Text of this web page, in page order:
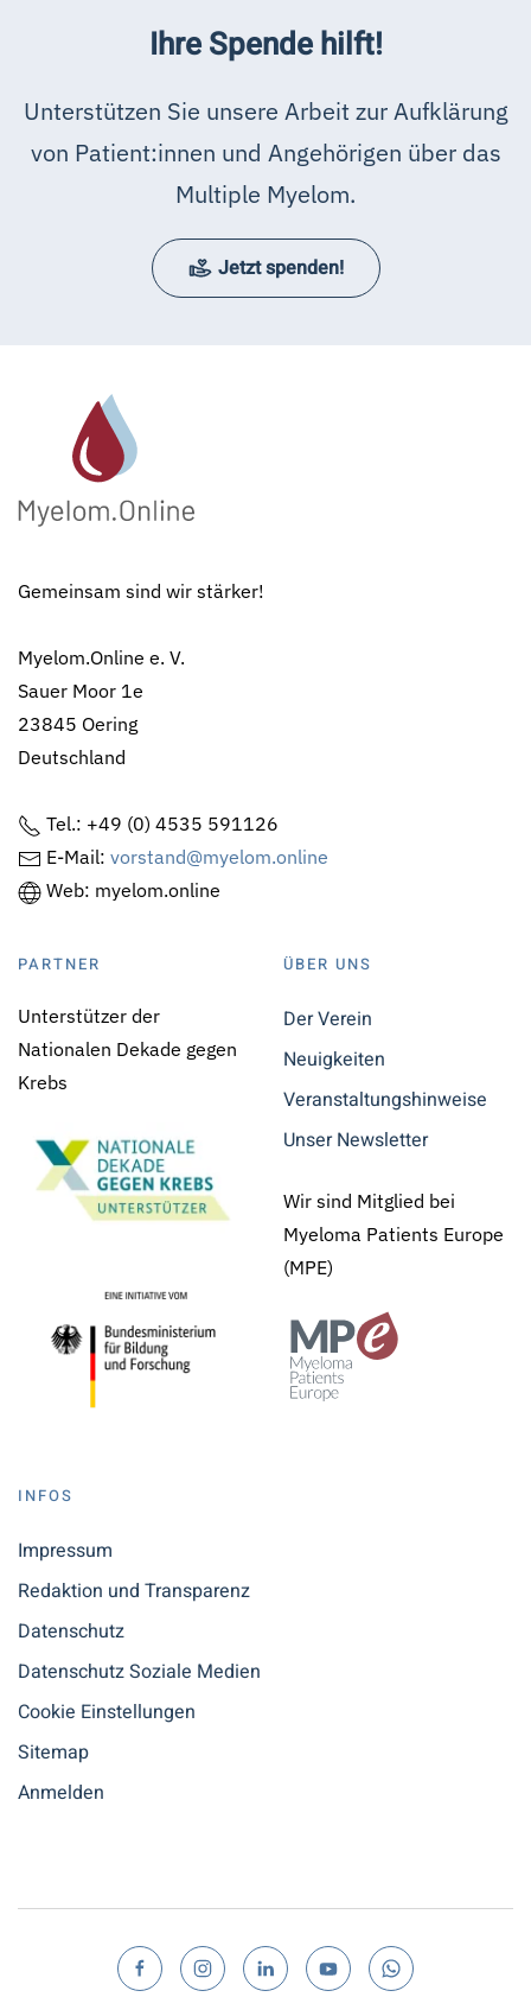
Ihre Spende hilft!
Unterstützen Sie unsere Arbeit zur Aufklärung
von Patient:innen und Angehörigen über das
Multiple Myelom.
Jetzt spenden!
Gemeinsam sind wir stärker!
Myelom.Online e. V.
Sauer Moor 1e
23845 Oering
Deutschland
Tel.: +49 (0) 4535 591126
E-Mail: vorstand@myelom.online
Web: myelom.online
PARTNER
Unterstützer der
Nationalen Dekade gegen
Krebs
ÜBER UNS
Der Verein
Neuigkeiten
Veranstaltungshinweise
Unser Newsletter
Wir sind Mitglied bei
Myeloma Patients Europe
(MPE)
INFOS
Impressum
Redaktion und Transparenz
Datenschutz
Datenschutz Soziale Medien
Cookie Einstellungen
Sitemap
Anmelden